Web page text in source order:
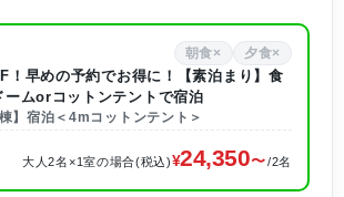
朝食× 夕食×
！早めの予約でお得に！【素泊まり】食
ームorコットンテントで宿泊
】宿泊＜4mコットンテント＞
大人2名×1室の場合(税込) 24,350 /2名